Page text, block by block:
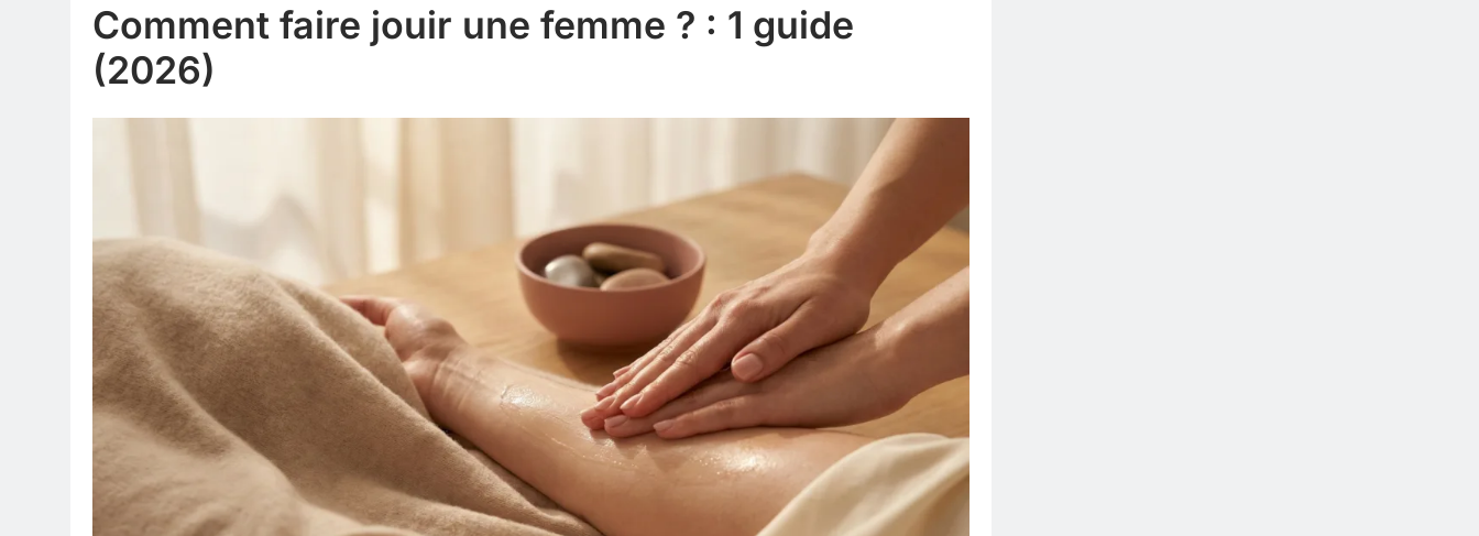
Comment faire jouir une femme ? : 1 guide
(2026)